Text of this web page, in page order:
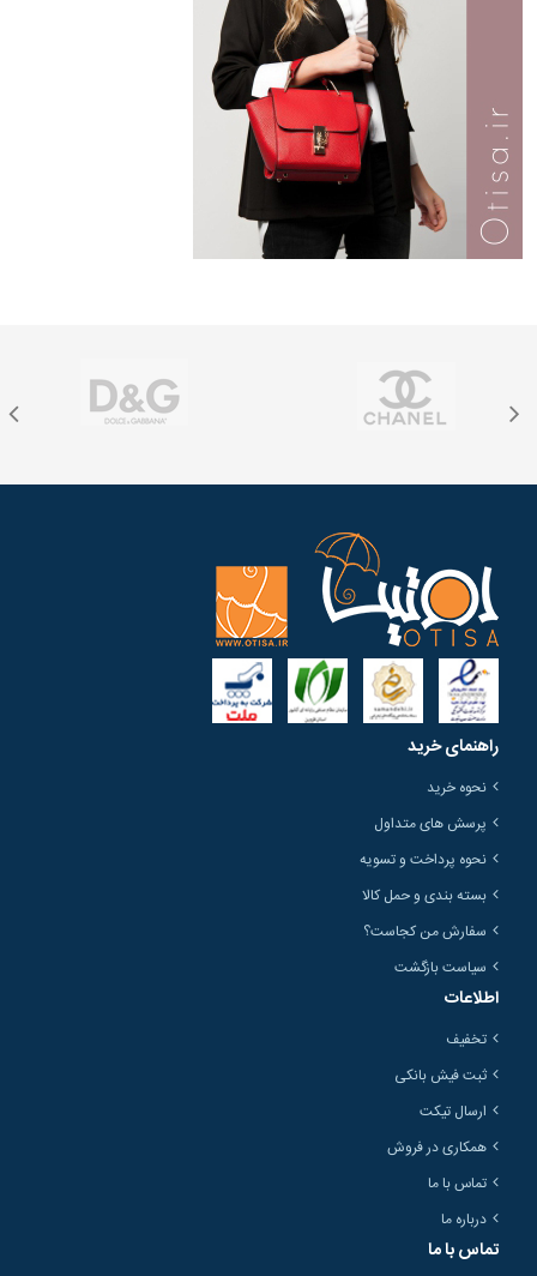
راهنمای خرید
نحوه خرید
پرسش های متداول
نحوه پرداخت و تسویه
بسته بندی و حمل کالا
سفارش من کجاست؟
سیاست بازگشت
اطلاعات
تخفیف
ثبت فیش بانکی
ارسال تیکت
همکاری در فروش
تماس با ما
درباره ما
تماس با ما